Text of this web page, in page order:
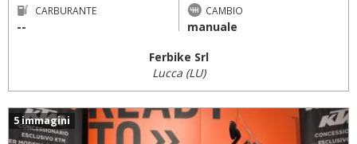
CARBURANTE
--
CAMBIO
manuale
Ferbike Srl
Lucca (LU)
5 immagini